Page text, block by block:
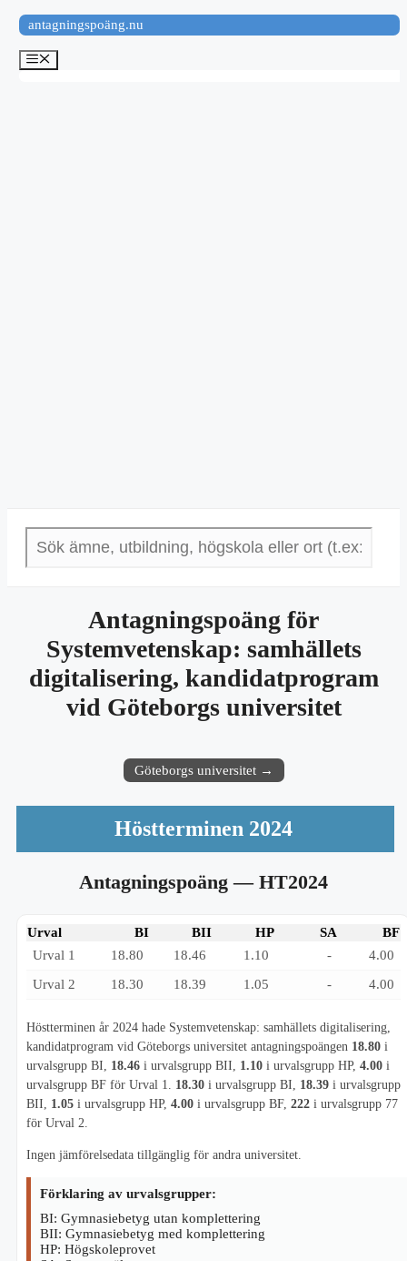
Hoppa
till
innehåll
antagningspoäng.nu
Meny
Antagningspoäng för
Systemvetenskap: samhällets
digitalisering, kandidatprogram
vid Göteborgs universitet
Göteborgs universitet →
Höstterminen 2024
Antagningspoäng— HT2024
Urval BI BII HP SA
BF
Urval 1
18.80 18.46 1.10 -
4.00
Urval 2
18.30 18.39 1.05 - 4.00
Höstterminen år 2024 hade Systemvetenskap: samhällets digitalisering,
kandidatprogram vid Göteborgs universitet antagningspoängen 18.80 i
urvalsgrupp BI, 18.46 i urvalsgrupp BII, 1.10 i urvalsgrupp HP, 4.00 i
urvalsgrupp BF för Urval 1. 18.30 i urvalsgrupp BI, 18.39 i urvalsgrupp
BII, 1.05 i urvalsgrupp HP, 4.00 i urvalsgrupp BF, 222 i urvalsgrupp 77
för Urval 2.
Ingen jämförelsedata tillgänglig för andra universitet.
Förklaring av urvalsgrupper:
BI: Gymnasiebetyg utan komplettering
BII: Gymnasiebetyg med komplettering
HP: Högskoleprovet